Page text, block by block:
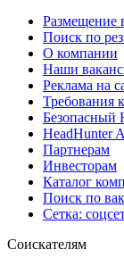
Размещение
Поиск по
О компании
Наши
Реклама на
Требования
Безопасный
HeadHunter
Партнерам
Инвесторам
Каталог
Поиск по
Сетка:
Соискателям